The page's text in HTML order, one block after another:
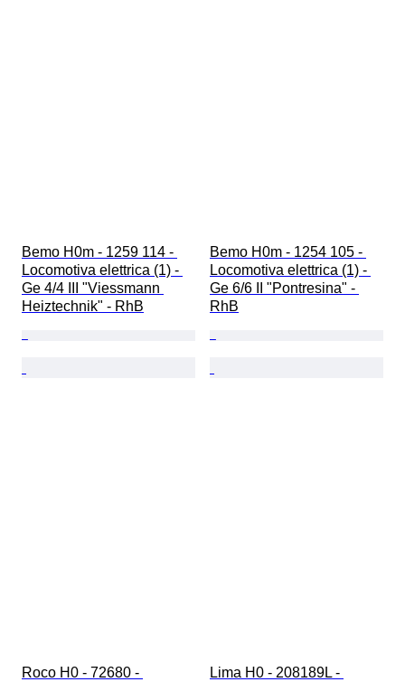
Bemo H0m - 1259 114 -
Locomotiva elettrica (1) -
Ge 4/4 III "Viessmann
Heiztechnik" - RhB
Bemo H0m - 1254 105 -
Locomotiva elettrica (1) -
Ge 6/6 II "Pontresina" -
RhB
Roco H0 - 72680 -
Lima H0 - 208189L -